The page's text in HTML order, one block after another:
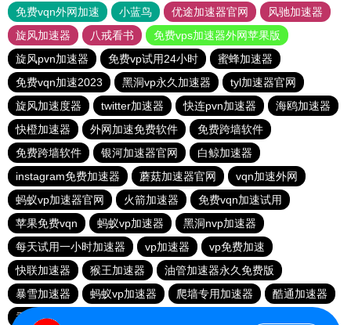
免费vqn外网加速
小蓝鸟 优途加速器官网
风驰加速器
旋风加速器
八戒看书
免费vps加速器外网苹果版
旋风pvn加速器
免费vp试用24小时
蜜蜂加速器
免费vqn加速2023
黑洞vp永久加速器
tyl加速器官网
旋风加速度器
twitter加速器 快连pvn加速器
海鸥加速器
快橙加速器
外网加速免费软件
免费跨墙软件
免费跨墙软件
银河加速器官网
白鲸加速器
instagram免费加速器
蘑菇加速器官网
vqn加速外网
蚂蚁vp加速器官网
火箭加速器
免费vqn加速试用
苹果免费vqn
蚂蚁vp加速器
黑洞nvp加速器
每天试用一小时加速器
vp加速器
vp免费加速
快联加速器
猴王加速器
油管加速器永久免费版
暴雪加速器
蚂蚁vp加速器 爬墙专用加速器
酷通加速器
香蕉加速器官网